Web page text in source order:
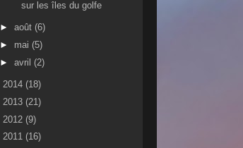
sur les îles du golfe
► août (6)
► mai (5)
► avril (2)
2014 (18)
2013 (21)
2012 (9)
2011 (16)